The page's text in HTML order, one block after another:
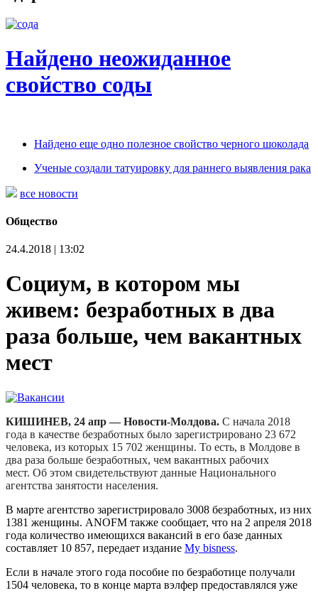
Найдено неожиданное
свойство соды
Найдено еще одно полезное свойство черного шоколада
Ученые создали татуировку для раннего выявления рака
все новости
Общество
24.4.2018 | 13:02
Социум, в котором мы
живем: безработных в два
раза больше, чем вакантных
мест
КИШИНЕВ, 24 апр — Новости-Молдова. С начала 2018
года в качестве безработных было зарегистрировано 23 672
человека, из которых 15 702 женщины. То есть, в Молдове в
два раза больше безработных, чем вакантных рабочих
мест. Об этом свидетельствуют данные Национального
агентства занятости населения.
В марте агентство зарегистрировало 3008 безработных, из них
1381 женщины. ANOFM также сообщает, что на 2 апреля 2018
года количество имеющихся вакансий в его базе данных
составляет 10 857, передает издание My bisness.
Если в начале этого года пособие по безработице получали
1504 человека, то в конце марта вэлфер предоставлялся уже